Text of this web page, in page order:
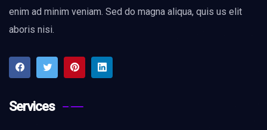
enim ad minim veniam. Sed do magna aliqua, quis us elit
aboris nisi.
Services